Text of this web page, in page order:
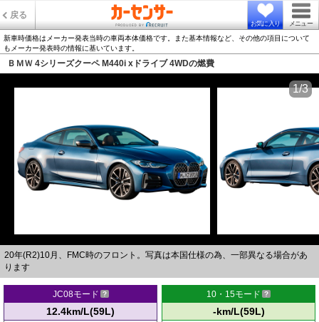
戻る
お気に入り メニュー
新車時価格はメーカー発表当時の車両本体価格です。また基本情報など、その他の項目について
もメーカー発表時の情報に基いています。
ＢＭＷ 4シリーズクーペ M440i xドライブ 4WDの燃費
20年(R2)10月、FMC時のフロント。写真は本国仕様の為、一部異なる場合があ
ります
1/3
JC08モード
12.4km/L(59L)
10・15モード
-km/L(59L)